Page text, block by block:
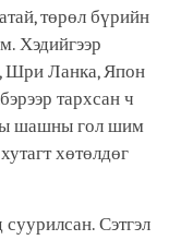
төрөл бүрийн
Хэдийгээр
Шри Ланка, Япон
тархсан ч
шашны гол шим
хөтөлдөг
Сэтгэл